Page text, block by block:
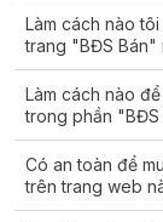
Làm cách nào
trang "BĐS Bán"
Làm cách nào
trong phần "BĐS
Có an toàn để
trên trang web